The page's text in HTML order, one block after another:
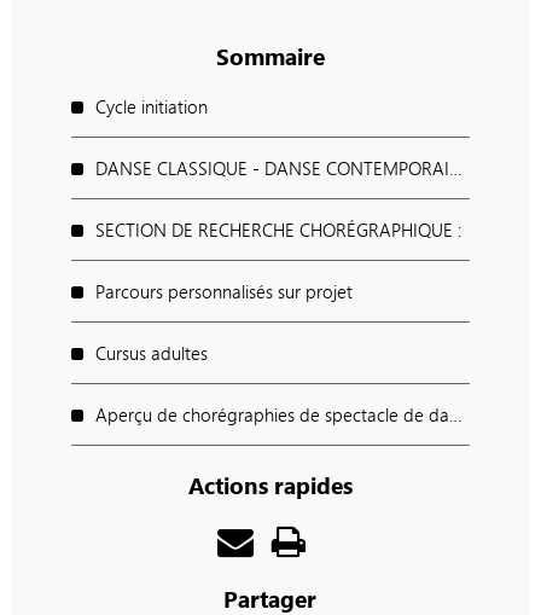
Sommaire
Cycle initiation
DANSE CLASSIQUE - DANSE CONTEMPORAINE - DANSE JAZZ
SECTION DE RECHERCHE CHORÉGRAPHIQUE :
Parcours personnalisés sur projet
Cursus adultes
Aperçu de chorégraphies de spectacle de danse
Actions rapides
Partager